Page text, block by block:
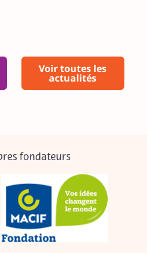
Voir toutes les
actualités
fondateurs